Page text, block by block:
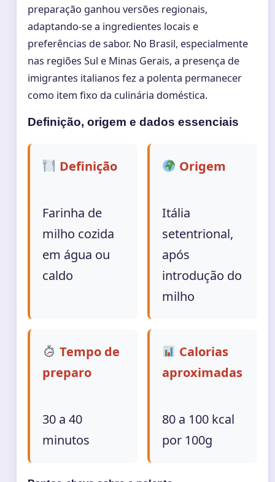
preparação ganhou versões regionais,
adaptando-se a ingredientes locais e
preferências de sabor. No Brasil, especialmente
nas regiões Sul e Minas Gerais, a presença de
imigrantes italianos fez a polenta permanecer
como item fixo da culinária doméstica.
Definição, origem e dados essenciais
Definição
Farinha de
milho cozida
em água ou
caldo
Origem
Itália
setentrional,
após
introdução do
milho
Tempo de
preparo
30 a 40
minutos
Calorias
aproximadas
80 a 100 kcal
por 100g